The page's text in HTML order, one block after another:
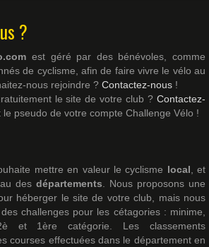
?
est géré par des bénévoles, comme
de cyclisme, afin de faire vivre le vélo au
nous rejoindre ? Contactez-nous !
le site de votre club ? Contactez-
pseudo de votre compte Challenge Vélo !
mettre en valeur le cyclisme local, et
des départements. Nous proposons une
héberger le site de votre club, mais nous
challenges pour les cétagories : minime,
et 1ère catégorie. Les classements
courses effectuées dans le département en